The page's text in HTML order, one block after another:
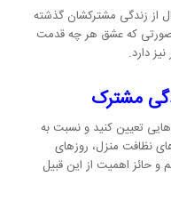
زوجین تصور می کنند چون 20 سال از زندگی مشترکشان گذشته
صورتی که عشق هر چه قدمت
دارد.
تعیین کنید و نسبت به
نظافت منزل، روزهای
و حائز اهمیت از این قبیل